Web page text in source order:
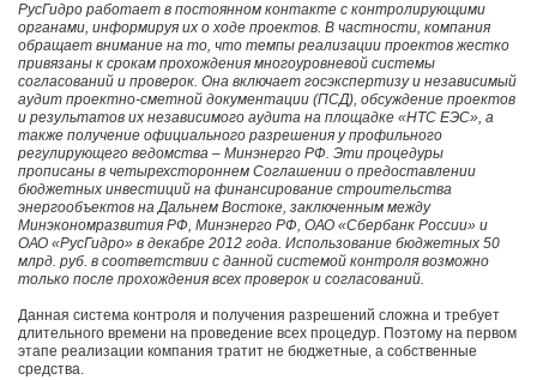
РусГидро работает в постоянном контакте с контролирующими
органами, информируя их о ходе проектов. В частности, компания
обращает внимание на то, что темпы реализации проектов жестко
привязаны к срокам прохождения многоуровневой системы
согласований и проверок. Она включает госэкспертизу и независимый
аудит проектно-сметной документации (ПСД), обсуждение проектов
и результатов их независимого аудита на площадке «НТС ЕЭС», а
также получение официального разрешения у профильного
регулирующего ведомства – Минэнерго РФ. Эти процедуры
прописаны в четырехстороннем Соглашении о предоставлении
бюджетных инвестиций на финансирование строительства
энергообъектов на Дальнем Востоке, заключенным между
Минэкономразвития РФ, Минэнерго РФ, ОАО «Сбербанк России» и
ОАО «РусГидро» в декабре 2012 года. Использование бюджетных 50
млрд. руб. в соответствии с данной системой контроля возможно
только после прохождения всех проверок и согласований.
Данная система контроля и получения разрешений сложна и требует
длительного времени на проведение всех процедур. Поэтому на первом
этапе реализации компания тратит не бюджетные, а собственные
средства.